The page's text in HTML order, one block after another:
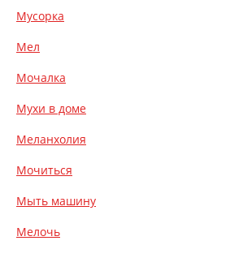
Мусорка
Мел
Мочалка
Мухи в доме
Меланхолия
Мочиться
Мыть машину
Мелочь